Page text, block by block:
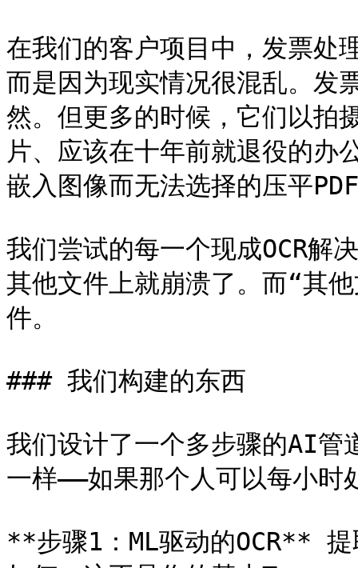
在我们的客户项目中，发票处
而是因为现实情况很混乱。发
然。但更多的时候，它们以拍
片、应该在十年前就退役的办
嵌入图像而无法选择的压平
我们尝试的每一个现成OCR解
其他文件上就崩溃了。而“其
件。
### 我们构建的东西
我们设计了一个多步骤的AI管
一样——如果那个人可以每小时
**步骤1：ML驱动的OCR**